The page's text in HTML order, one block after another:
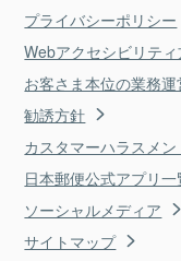
プライバシーポリシー
Webアクセシビリテ
お客さま本位の業務
勧誘方針
カスタマーハラスメ
日本郵便公式アプリ一
ソーシャルメディア
サイトマップ